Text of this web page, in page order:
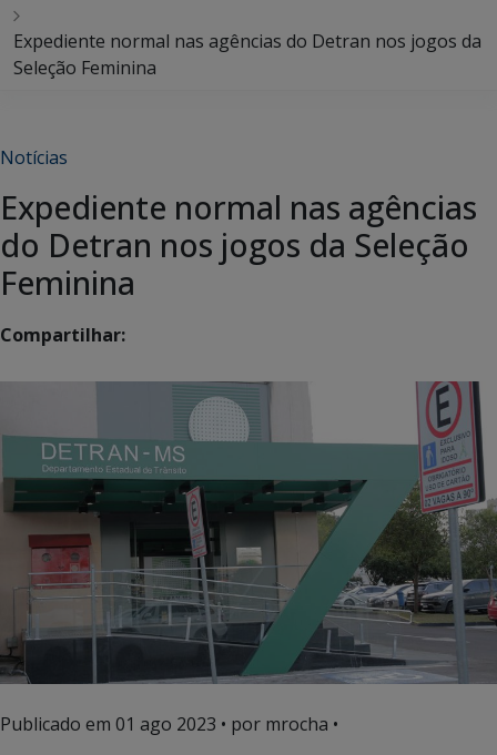
Expediente normal nas agências do Detran nos jogos da
Seleção Feminina
Notícias
Expediente normal nas agências
do Detran nos jogos da Seleção
Feminina
Compartilhar:
Publicado em 01 ago 2023 • por mrocha •